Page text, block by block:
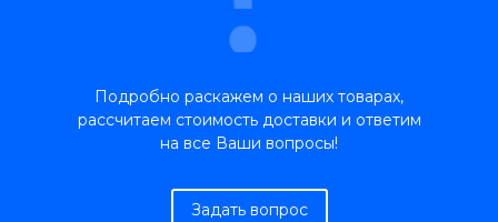
Подробно раскажем о наших товарах,
рассчитаем стоимость доставки и ответим
на все Ваши вопросы!
Задать вопрос